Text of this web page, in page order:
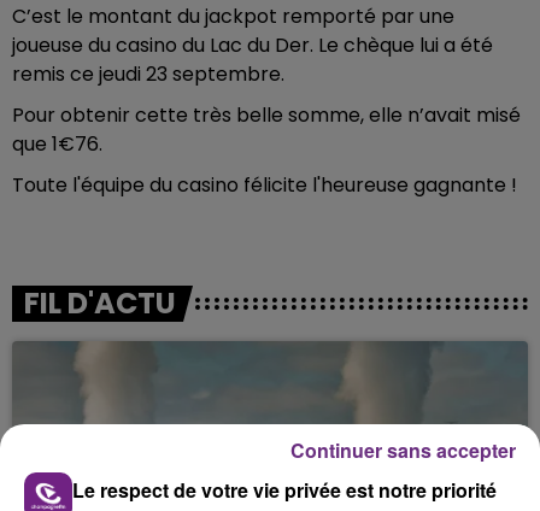
C’est le montant du jackpot remporté par une
joueuse du casino du Lac du Der. Le chèque lui a été
remis ce jeudi 23 septembre.
Pour obtenir cette très belle somme, elle n’avait misé
que 1€76.
Toute l'équipe du casino félicite l'heureuse gagnante !
FIL D'ACTU
Le respect de votre vie privée est notre priorité
Continuer sans accepter